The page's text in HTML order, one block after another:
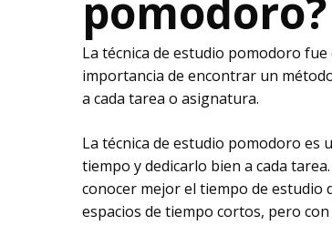
pomodoro?
La técnica de estudio pomodoro
importancia de encontrar un
a cada tarea o asignatura.
La técnica de estudio pomodoro
tiempo y dedicarlo bien a cada
conocer mejor el tiempo de estudio
espacios de tiempo cortos, pero